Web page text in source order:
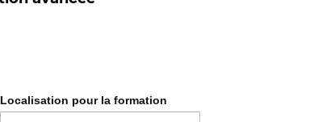
Localisation pour la formation